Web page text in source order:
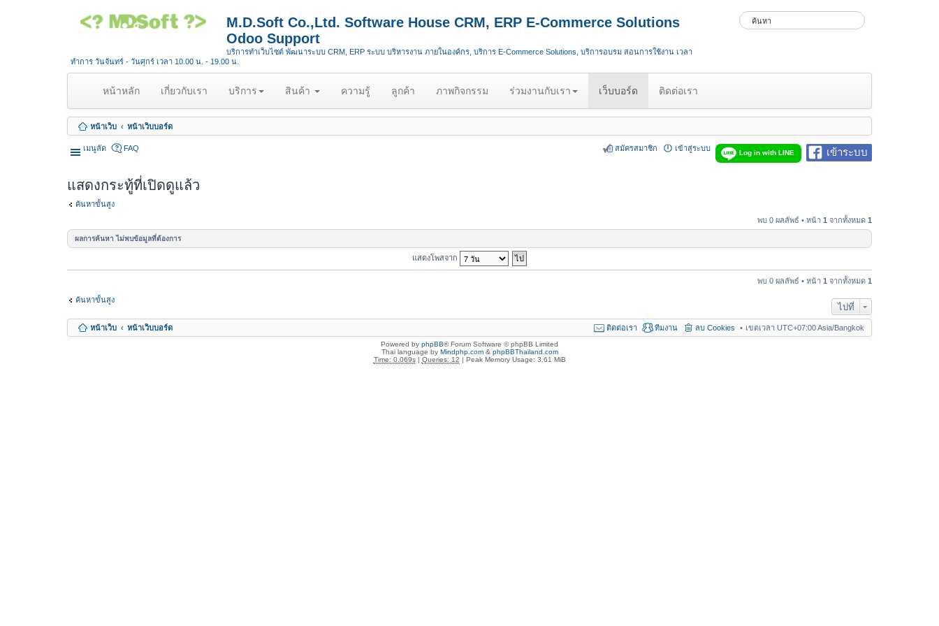
M.D.Soft Co.,Ltd. Software House CRM, ERP E-Commerce Solutions
Odoo Support
บริการทำเว็บไซต์ พัฒนาระบบ CRM, ERP ระบบ บริหารงาน ภายในองค์กร, บริการ E-Commerce Solutions, บริการอบรม สอนการใช้งาน เวลา
ทำการ วันจันทร์ - วันศุกร์ เวลา 10.00 น. - 19.00 น.
หน้าหลัก(
u
r
n
t
เกี่ยวกับเรา บริการ สินค้า ความรู้ ลูกค้า ภาพกิจกรรม ร่วมงานกับเรา เว็บบอร์ด ติดต่อเรา
หน้าเว็บ หน้าเว็บบอร์ด
เมนูลัด เข้าระบบ
Log in with LINE
FAQ เข้าสู่ระบบ
สมัครสมาชิก
แสดงกระทู้ที่เปิดดูแล้ว
ค้นหาขั้นสูง
พบ 0 ผลลัพธ์ • หน้า 1 จากทั้งหมด 1
ผลการค้นหา ไม่พบข้อมูลที่ต้องการ
แสดงโพสจาก
พบ 0 ผลลัพธ์ • หน้า 1 จากทั้งหมด 1
ค้นหาขั้นสูง
ไปที่
หน้าเว็บ หน้าเว็บบอร์ด เขตเวลา UTC+07:00 Asia/Bangkok
ลบ Cookies
ทีมงาน
ติดต่อเรา
Powered by phpBB® Forum Software © phpBB Limited
Thai language by Mindphp.com& phpBBThailand.com
Time: 0.069s| Queries: 12 | Peak Memory Usage: 3.61 MiB